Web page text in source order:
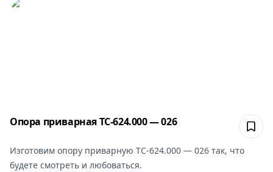
Опора приварная ТС-624.000 — 026
Изготовим опору приварную ТС-624.000 — 026 так, что
будете смотреть и любоваться.